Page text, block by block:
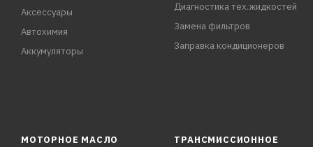
Аксессуары
Автохимия
Аккумуляторы
Диагностика тех.жидкостей
Замена фильтров
Заправка кондиционеров
МОТОРНОЕ МАСЛО
ТРАНСМИССИОННОЕ